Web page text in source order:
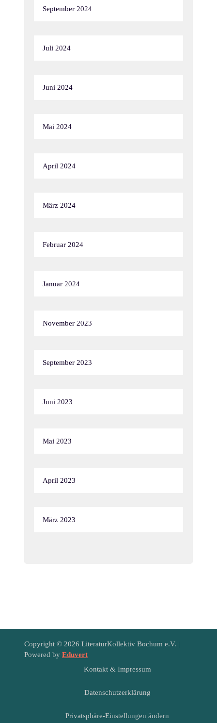
September 2024
Juli 2024
Juni 2024
Mai 2024
April 2024
März 2024
Februar 2024
Januar 2024
November 2023
September 2023
Juni 2023
Mai 2023
April 2023
März 2023
Copyright © 2026 LiteraturKollektiv Bochum e.V. |
Powered by Eduvert
Kontakt & Impressum
Datenschutzerklärung
Privatsphäre-Einstellungen ändern